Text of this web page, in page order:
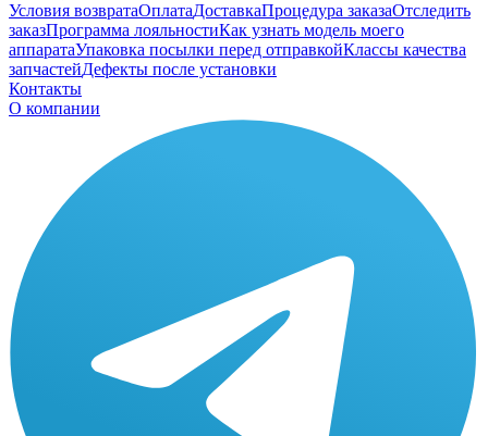
Условия возвратаОплатаДоставкаПроцедура заказаОтследить
заказПрограмма лояльностиКак узнать модель моего
аппаратаУпаковка посылки перед отправкойКлассы качества
запчастейДефекты после установки
Контакты
О компании